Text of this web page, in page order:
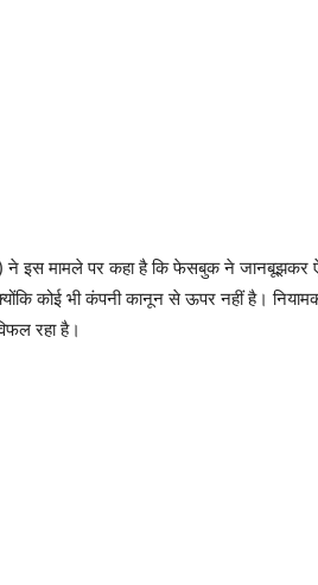
ने इस मामले पर कहा है कि फेसबुक ने
क्योंकि कोई भी कंपनी कानून से ऊपर नहीं है।
रहा है।